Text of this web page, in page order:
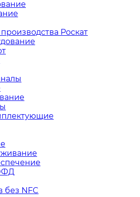
Роскат
без NFC